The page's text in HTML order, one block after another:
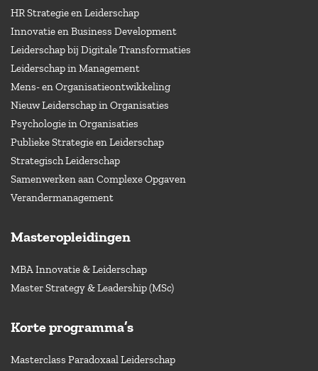
HR Strategie en Leiderschap
Innovatie en Business Development
Leiderschap bij Digitale Transformaties
Leiderschap in Management
Mens- en Organisatieontwikkeling
Nieuw Leiderschap in Organisaties
Psychologie in Organisaties
Publieke Strategie en Leiderschap
Strategisch Leiderschap
Samenwerken aan Complexe Opgaven
Verandermanagement
Masteropleidingen
MBA Innovatie & Leiderschap
Master Strategy & Leadership (MSc)
Korte programma’s
Masterclass Paradoxaal Leiderschap